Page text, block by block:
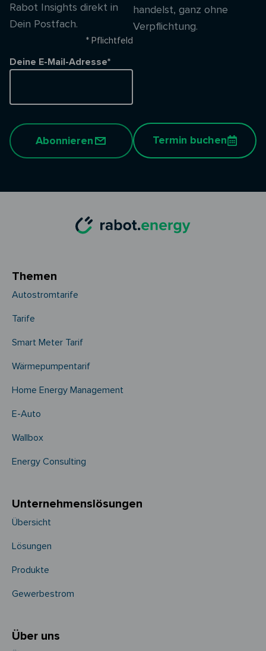
Rabot Insights direkt in
Dein Postfach.
* Pflichtfeld
Deine E-Mail-Adresse*
Abonnieren
handelst, ganz ohne
Verpflichtung.
Termin buchen
Themen
Autostromtarife
Tarife
Smart Meter Tarif
Wärmepumpentarif
Home Energy Management
E-Auto
Wallbox
Energy Consulting
Unternehmens­­lösungen
Übersicht
Lösungen
Produkte
Gewerbestrom
Über uns